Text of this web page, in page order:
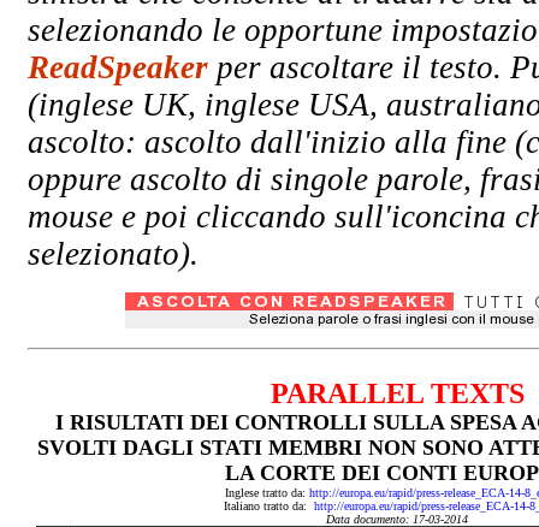
selezionando le opportune
ReadSpeaker per ascoltare il testo.
(inglese UK, inglese USA,
ascolto: ascolto dall'inizio alla fine
oppure ascolto di singole parole,
mouse e poi cliccando sull'iconcina
selezionato).
PARALLEL TEXTS
I RISULTATI DEI CONTROLLI SULLA SPESA
SVOLTI DAGLI STATI MEMBRI NON SONO
LA CORTE DEI CONTI
Inglese tratto da: http://europa.eu/rapid/press-release_ECA-14-
Italiano tratto da: http://europa.eu/rapid/press-release_ECA-14-
Data documento: 17-03-2014